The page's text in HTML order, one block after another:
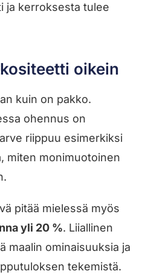
ja kerroksesta tulee
oikein
kuin on pakko.
ohennus on
riippuu esimerkiksi
miten monimuotoinen
pitää mielessä myös
yli 20 %. Liiallinen
maalin ominaisuuksia ja
tekemistä.